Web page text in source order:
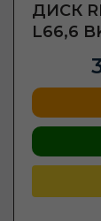
ДИСК
L66,6